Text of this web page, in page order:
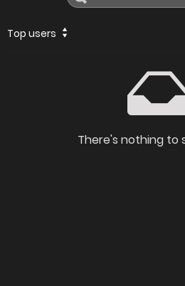
Top users
There's nothing to